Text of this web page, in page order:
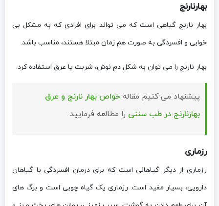
بهارنارنج
بهار نارنج گیاهی است که می تواند برای افرادی که به مشکل بی
خوابی و افسردگی به صورت هم زمان مبتلا هستند، مناسب باشد.
بهار نارنج را می توان به شکل دم نوش، شربت یا عرق استفاده کرد.
پیشنهاد می کنیم مقاله خواص بهار نارنج و عرق
بهارنارنج در طب سنتی را مطالعه فرمایید.
رزماری
رزماری از دیگر گیاهانی است که برای درمان افسردگی با گیاهان
دارویی، بسیار مفید است. رزماری یک گیاه چوبی است و برگ های